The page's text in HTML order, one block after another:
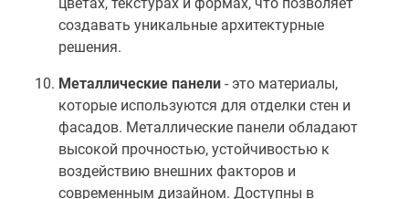
создавать уникальные архитектурные
решения.
Металлические панели - это материалы,
которые используются для отделки стен и
фасадов. Металлические панели обладают
высокой прочностью, устойчивостью к
воздействию внешних факторов и
современным дизайном. Доступны в